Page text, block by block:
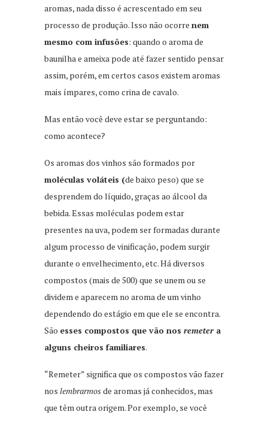
aromas, nada disso é acrescentado em seu
processo de produção. Isso não ocorre nem
mesmo com infusões: quando o aroma de
baunilha e ameixa pode até fazer sentido pensar
assim, porém, em certos casos existem aromas
mais ímpares, como crina de cavalo.
Mas então você deve estar se perguntando:
como acontece?
Os aromas dos vinhos são formados por
moléculas voláteis (de baixo peso) que se
desprendem do líquido, graças ao álcool da
bebida. Essas moléculas podem estar
presentes na uva, podem ser formadas durante
algum processo de vinificação, podem surgir
durante o envelhecimento, etc. Há diversos
compostos (mais de 500) que se unem ou se
dividem e aparecem no aroma de um vinho
dependendo do estágio em que ele se encontra.
São esses compostos que vão nos remeter a
alguns cheiros familiares.
“Remeter” significa que os compostos vão fazer
nos lembrarmosde aromas já conhecidos, mas
que têm outra origem. Por exemplo, se você